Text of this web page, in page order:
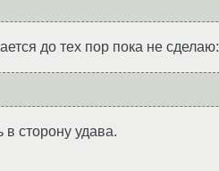
до тех пор пока не сделаю:
сторону удава.